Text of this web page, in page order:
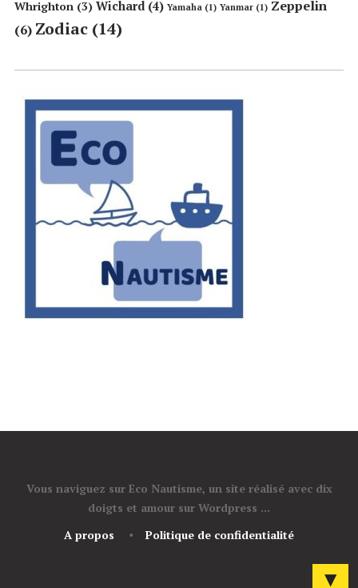
Whrighton (3) Wichard(4) Yamaha (1) Yanmar (1) Zeppelin
(6) Zodiac (14)
Vous naviguez sur Eco Nautisme, un site réalisé avec dix
doigts et amour sur Wordpress ...
A propos
Politique de confidentialité
▼